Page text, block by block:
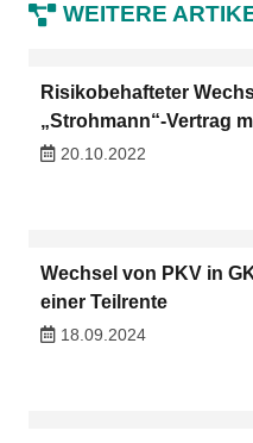
WEITERE
Risikobehafteter
„Strohmann“-Vertrag
20.10.2022
Wechsel von PKV in
einer Teilrente
18.09.2024